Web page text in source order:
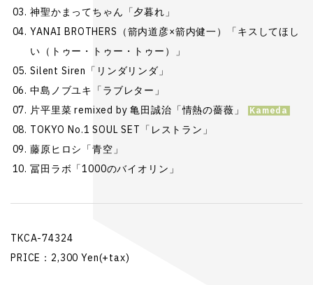
神聖かまってちゃん「夕暮れ」
YANAI BROTHERS（箭内道彦×箭内健一）「キスしてほし
い（トゥー・トゥー・トゥー）」
Silent Siren「リンダリンダ」
中島ノブユキ「ラブレター」
片平里菜 remixed by 亀田誠治「情熱の薔薇」
TOKYO No.1 SOUL SET「レストラン」
藤原ヒロシ「青空」
冨田ラボ「1000のバイオリン」
TKCA-74324
PRICE：2,300 Yen(+tax)